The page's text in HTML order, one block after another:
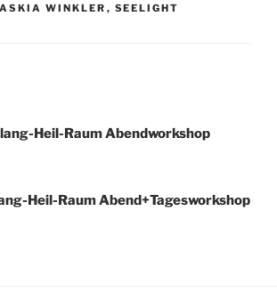
WINKLER , SEELIGHT
Heil-Raum Abendworkshop
Heil-Raum Abend+Tagesworkshop